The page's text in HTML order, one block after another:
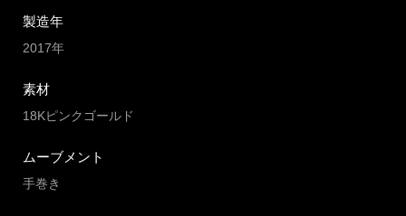
製造年
2017年
素材
18Kピンクゴールド
ムーブメント
手巻き